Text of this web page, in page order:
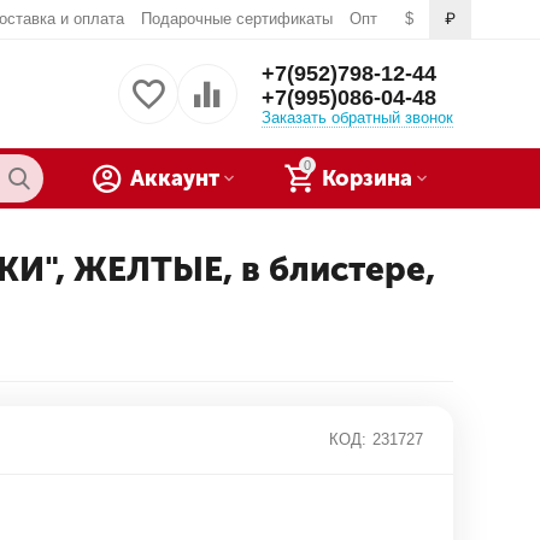
$ ₽
и оплата Подарочные сертификаты Опт
+7(952)798-12-44
+7(995)086-04-48
Заказать обратный звонок
0
Корзина
Аккаунт
ЖЕЛТЫЕ, в блистере,
КОД: 231727